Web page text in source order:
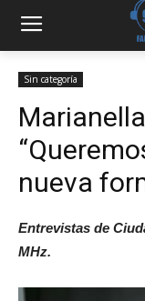
Sin categoría
nueva
Entrevistas de
MHz.